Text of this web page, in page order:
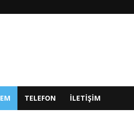
TELEFON ILETIŞIM